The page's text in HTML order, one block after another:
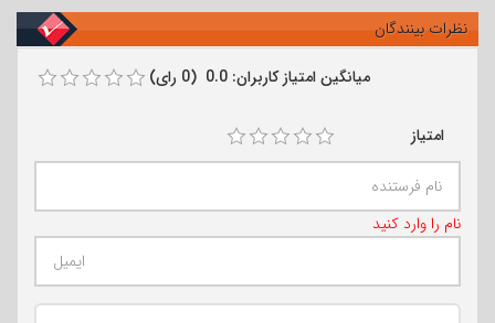
نظرات بینندگان
میانگین امتیاز کاربران: 0.0 (0 رای)
امتیاز
نام را وارد کنید